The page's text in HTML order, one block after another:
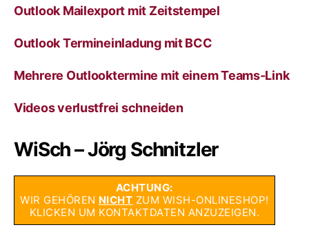
Outlook Mailexport mit Zeitstempel
Outlook Termineinladung mit BCC
Mehrere Outlooktermine mit einem Teams-Link
Videos verlustfrei schneiden
WiSch – Jörg Schnitzler
ACHTUNG:
WIR GEHÖREN NICHT ZUM WISH-ONLINESHOP!
KLICKEN UM KONTAKTDATEN ANZUZEIGEN.